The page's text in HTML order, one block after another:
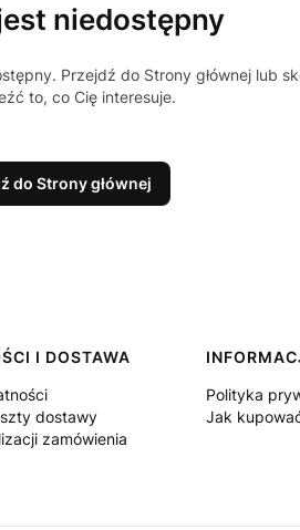
niedostępny
Przejdź do Strony głównej lub
to, co Cię interesuje.
do Strony głównej
I DOSTAWA
dostawy
zamówienia
Polityka
Jak